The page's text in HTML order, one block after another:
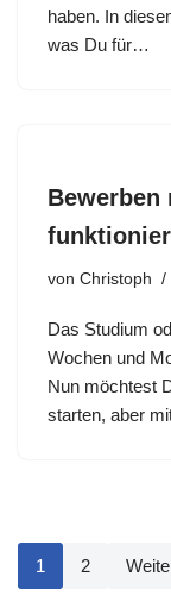
haben. In
was Du für…
Bewerben
von Christoph
Das Studium
Wochen und
Nun möchtest
starten, aber
1 2